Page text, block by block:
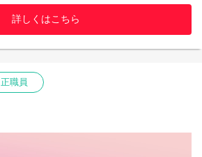
詳しくはこちら
正職員